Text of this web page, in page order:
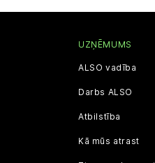
UZŅĒMUMS
ALSO vadība
Darbs ALSO
Atbilstība
Kā mūs atrast